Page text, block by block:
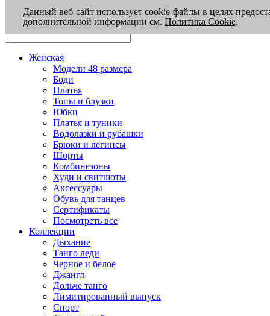
Женская
Модели 48 размера
Боди
Платья
Топы и блузки
Юбки
Платья и туники
Водолазки и рубашки
Брюки и легинсы
Шорты
Комбинезоны
Худи и свитшоты
Аксессуары
Обувь для танцев
Сертификаты
Посмотреть все
Коллекции
Дыхание
Танго леди
Черное и белое
Джангл
Дольче танго
Лимитированный выпуск
Спорт
Данный веб-сайт использует cookie-файлы в целях
дополнительной информации см. Политика Cookie.